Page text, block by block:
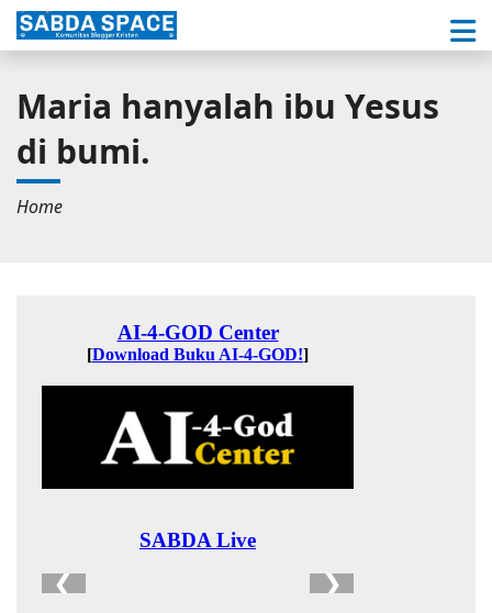
Maria hanyalah ibu Yesus
di bumi.
Home